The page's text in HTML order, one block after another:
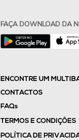
FAÇA DOWNLOAD DA
ENCONTRE UM
CONTACTOS
FAQs
TERMOS E CONDIÇÕES
POLÍTICA DE